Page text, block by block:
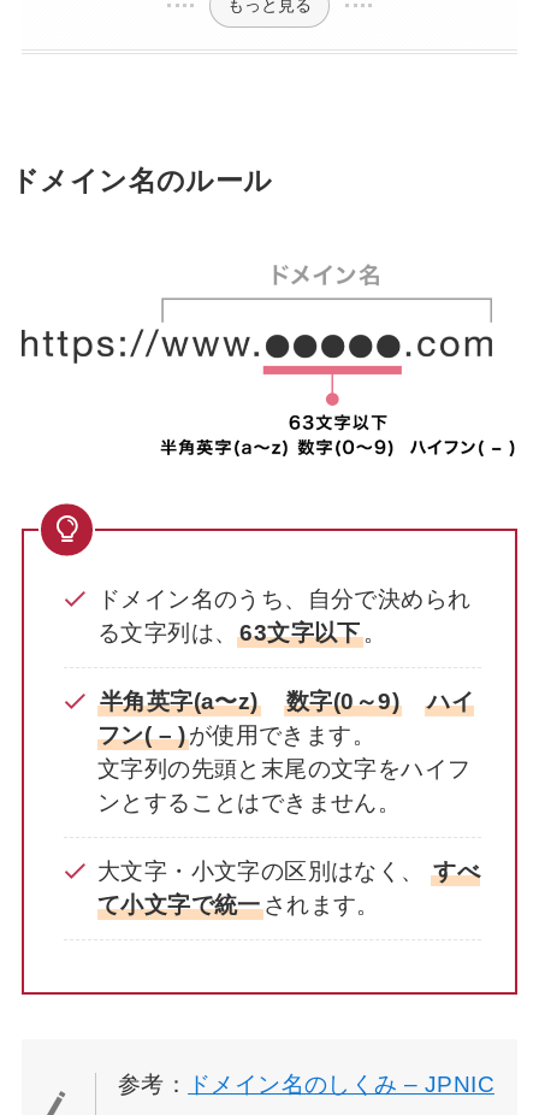
もっと見る
ドメイン名のルール
ドメイン名のうち、自分で決められ
る文字列は、63文字以下。
半角英字(a〜z) 数字(0～9)
ハイ
フン( – )が使用できます。
文字列の先頭と末尾の文字をハイフ
ンとすることはできません。
大文字・小文字の区別はなく、すべ
て小文字で統一されます。
参考： ドメイン名のしくみ – JPNIC